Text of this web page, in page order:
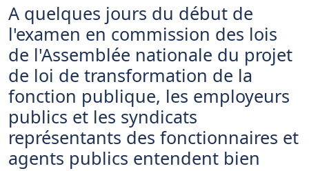
A quelques jours du début de
l'examen en commission des lois
de l'Assemblée nationale du projet
de loi de transformation de la
fonction publique, les employeurs
publics et les syndicats
représentants des fonctionnaires et
agents publics entendent bien